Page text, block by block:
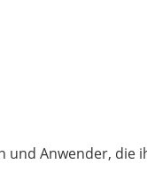
und Anwender,